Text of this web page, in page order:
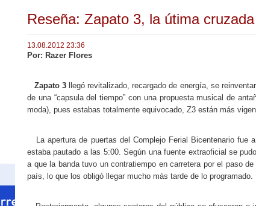
Reseña: Zapato 3, la útima
13.08.2012 23:36
Por: Razer Flores
Zapato 3 llegó revitalizado, recargado de energía, se
de una “capsula del tiempo” con una propuesta musical de
moda), pues estabas totalmente equivocado, Z3 están más
La apertura de puertas del Complejo Ferial Bicentenario fue
estaba pautado a las 5:00. Según una fuente extraoficial se
a que la banda tuvo un contratiempo en carretera por el paso de
país, lo que los obligó llegar mucho más tarde de lo programado.